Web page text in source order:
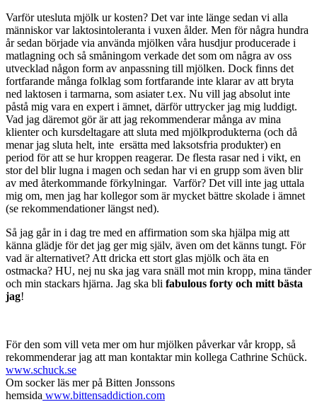
Varför utesluta mjölk ur kosten? Det var inte länge sedan vi alla
människor var laktosintoleranta i vuxen ålder. Men för några hundra
år sedan började via använda mjölken våra husdjur producerade i
matlagning och så småningom verkade det som om några av oss
utvecklad någon form av anpassning till mjölken. Dock finns det
fortfarande många folklag som fortfarande inte klarar av att bryta
ned laktosen i tarmarna, som asiater t.ex. Nu vill jag absolut inte
påstå mig vara en expert i ämnet, därför uttrycker jag mig luddigt.
Vad jag däremot gör är att jag rekommenderar många av mina
klienter och kursdeltagare att sluta med mjölkprodukterna (och då
menar jag sluta helt, inte ersätta med laksotsfria produkter) en
period för att se hur kroppen reagerar. De flesta rasar ned i vikt, en
stor del blir lugna i magen och sedan har vi en grupp som även blir
av med återkommande förkylningar. Varför? Det vill inte jag uttala
mig om, men jag har kollegor som är mycket bättre skolade i ämnet
(se rekommendationer längst ned).
Så jag går in i dag tre med en affirmation som ska hjälpa mig att
känna glädje för det jag ger mig själv, även om det känns tungt. För
vad är alternativet? Att dricka ett stort glas mjölk och äta en
ostmacka? HU, nej nu ska jag vara snäll mot min kropp, mina tänder
och min stackars hjärna. Jag ska bli fabulous forty och mitt bästa
jag!
För den som vill veta mer om hur mjölken påverkar vår kropp, så
rekommenderar jag att man kontaktar min kollega Cathrine Schück.
www.schuck.se
Om socker läs mer på Bitten Jonssons
hemsida www.bittensaddiction.com